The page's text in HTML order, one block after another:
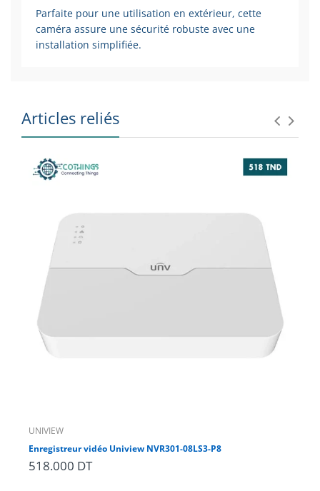
Parfaite pour une utilisation en extérieur, cette
caméra assure une sécurité robuste avec une
installation simplifiée.
Lentille
Vision nocturne
Articles reliés
UNIVIEW
Enregistreur vidéo Uniview NVR301-08LS3-P8
518.000 DT